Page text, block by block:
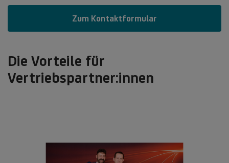
Zum Kontaktformular
Die Vorteile für
Vertriebspartner:innen